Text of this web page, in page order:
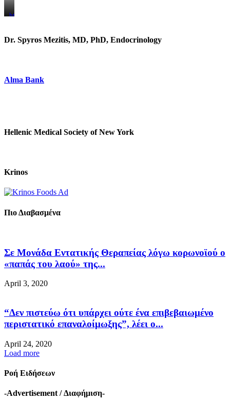
https://www.unitedbrothersfruitmarkets.com/
https://www.unitedbrothersfruitmarkets.com/
Dr. Spyros Mezitis, MD, PhD, Endocrinology
Alma Bank
Hellenic Medical Society of New York
Krinos
Πιο Διαβασμένα
Σε Μονάδα Εντατικής Θεραπείας λόγω κορωνοϊού ο
«παπάς του λαού» της...
April 3, 2020
“Δεν πιστεύω ότι υπάρχει ούτε ένα επιβεβαιωμένο
περιστατικό επαναλοίμωξης”, λέει ο...
April 24, 2020
Load more
Ροή Ειδήσεων
-Advertisement / Διαφήμιση-